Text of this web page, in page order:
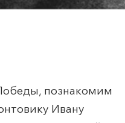
познакомим
Ивану